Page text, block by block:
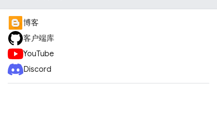
博客
客户端库
YouTube
Discord